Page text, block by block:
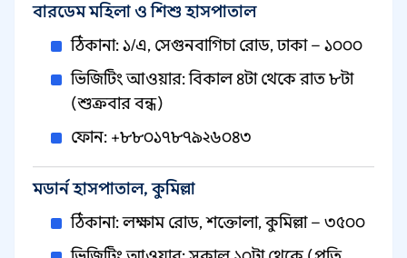
বারডেম মহিলা ও শিশু হাসপাতাল
ঠিকানা: ১/এ, সেগুনবাগিচা রোড, ঢাকা – ১০০০
ভিজিটিং আওয়ার: বিকাল ৪টা থেকে রাত ৮টা
(শুক্রবার বন্ধ)
ফোন: +৮৮০১৭৮৭৯২৬০৪৩
মডার্ন হাসপাতাল, কুমিল্লা
ঠিকানা: লক্ষাম রোড, শক্তোলা, কুমিল্লা – ৩৫০০